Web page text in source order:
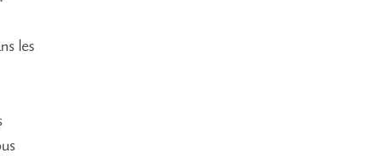
les